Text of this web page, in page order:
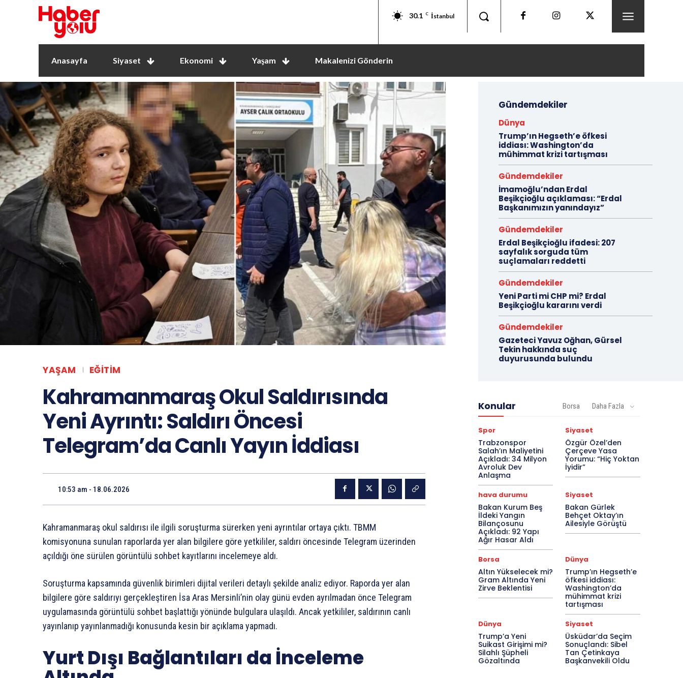
30.1 C İstanbul
Anasayfa Siyaset Ekonomi Yaşam Makalenizi Gönderin
YAŞAM EĞITIM
Kahramanmaraş Okul Saldırısında
Yeni Ayrıntı: Saldırı Öncesi
Telegram’da Canlı Yayın İddiası
10:53 am - 18.06.2026
Kahramanmaraş okul saldırısı ile ilgili soruşturma sürerken yeni ayrıntılar ortaya çıktı. TBMM
komisyonuna sunulan raporlarda yer alan bilgilere göre yetkililer, saldırı öncesinde Telegram üzerinden
açıldığı öne sürülen görüntülü sohbet kayıtlarını incelemeye aldı.
Soruşturma kapsamında güvenlik birimleri dijital verileri detaylı şekilde analiz ediyor. Raporda yer alan
bilgilere göre saldırıyı gerçekleştiren İsa Aras Mersinli’nin olay günü evden ayrılmadan önce Telegram
uygulamasında görüntülü sohbet başlattığı yönünde bulgulara ulaşıldı. Ancak yetkililer, saldırının canlı
yayınlanıp yayınlanmadığı konusunda kesin bir açıklama yapmadı.
Yurt Dışı Bağlantıları da İnceleme
Gündemdekiler
Dünya
Trump’ın Hegseth’e öfkesi
iddiası: Washington’da
mühimmat krizi tartışması
Gündemdekiler
İmamoğlu’ndan Erdal
Beşikçioğlu açıklaması: “Erdal
Başkanımızın yanındayız”
Gündemdekiler
Erdal Beşikçioğlu ifadesi: 207
sayfalık sorguda tüm
suçlamaları reddetti
Gündemdekiler
Yeni Parti mi CHP mi? Erdal
Beşikçioğlu kararını verdi
Gündemdekiler
Gazeteci Yavuz Oğhan, Gürsel
Tekin hakkında suç
duyurusunda bulundu
Konular Borsa Daha Fazla
Spor
Trabzonspor
Salah’ın Maliyetini
Açıkladı: 34 Milyon
Avroluk Dev
Anlaşma
Siyaset
Özgür Özel’den
Çerçeve Yasa
Yorumu: “Hiç Yoktan
İyidir”
hava durumu
Bakan Kurum Beş
İldeki Yangın
Bilançosunu
Açıkladı: 92 Yapı
Ağır Hasar Aldı
Siyaset
Bakan Gürlek
Behçet Oktay’ın
Ailesiyle Görüştü
Borsa
Altın Yükselecek mi?
Gram Altında Yeni
Zirve Beklentisi
Dünya
Trump’ın Hegseth’e
öfkesi iddiası:
Washington’da
mühimmat krizi
tartışması
Dünya
Trump’a Yeni
Suikast Girişimi mi?
Silahlı Şüpheli
Gözaltında
Siyaset
Üsküdar’da Seçim
Sonuçlandı: Sibel
Tan Çetinkaya
Başkanvekili Oldu